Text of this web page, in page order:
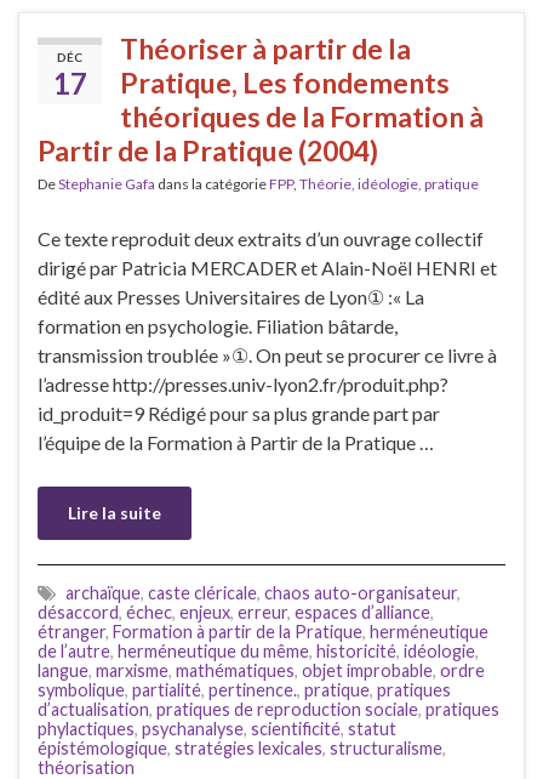
DÉC
17
Théoriser à partir de la
Pratique, Les fondements
théoriques de la Formation à
Partir de la Pratique (2004)
DeStephanie Gafa dans la catégorieFPP, Théorie, idéologie, pratique
Ce texte reproduit deux extraits d’un ouvrage collectif
dirigé par Patricia MERCADER et Alain-Noël HENRI et
édité aux Presses Universitaires de Lyon① :« La
formation en psychologie. Filiation bâtarde,
transmission troublée »①. On peut se procurer ce livre à
l’adresse http://presses.univ-lyon2.fr/produit.php?
id_produit=9 Rédigé pour sa plus grande part par
l’équipe de la Formation à Partir de la Pratique …
Lire la suite
archaïque, caste cléricale, chaos auto-organisateur,
désaccord, échec, enjeux, erreur, espaces d’alliance,
étranger, Formation à partir de la Pratique, herméneutique
de l’autre, herméneutique du même, historicité, idéologie,
langue, marxisme, mathématiques, objet improbable, ordre
symbolique, partialité, pertinence., pratique, pratiques
d’actualisation, pratiques de reproduction sociale, pratiques
phylactiques, psychanalyse, scientificité, statut
épistémologique, stratégies lexicales, structuralisme,
théorisation